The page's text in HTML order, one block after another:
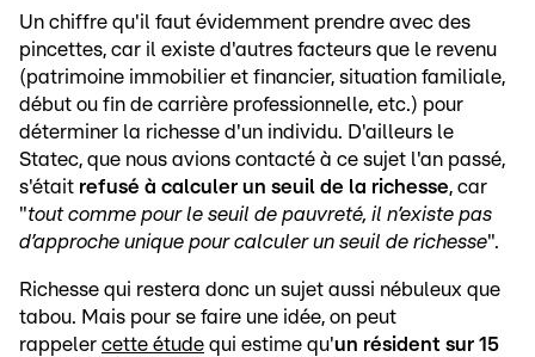
Un chiffre qu'il faut évidemment prendre avec des
pincettes, car il existe d'autres facteurs que le revenu
(patrimoine immobilier et financier, situation familiale,
début ou fin de carrière professionnelle, etc.) pour
déterminer la richesse d'un individu. D'ailleurs le
Statec, que nous avions contacté à ce sujet l'an passé,
s'était refusé à calculer un seuil de la richesse, car
"tout comme pour le seuil de pauvreté, il n’existe pas
d’approche unique pour calculer un seuil de richesse".
Richesse qui restera donc un sujet aussi nébuleux que
tabou. Mais pour se faire une idée, on peut
rappeler cette étude qui estime qu'un résident sur 15